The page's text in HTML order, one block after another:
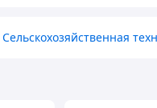
Сельскохозяйственная